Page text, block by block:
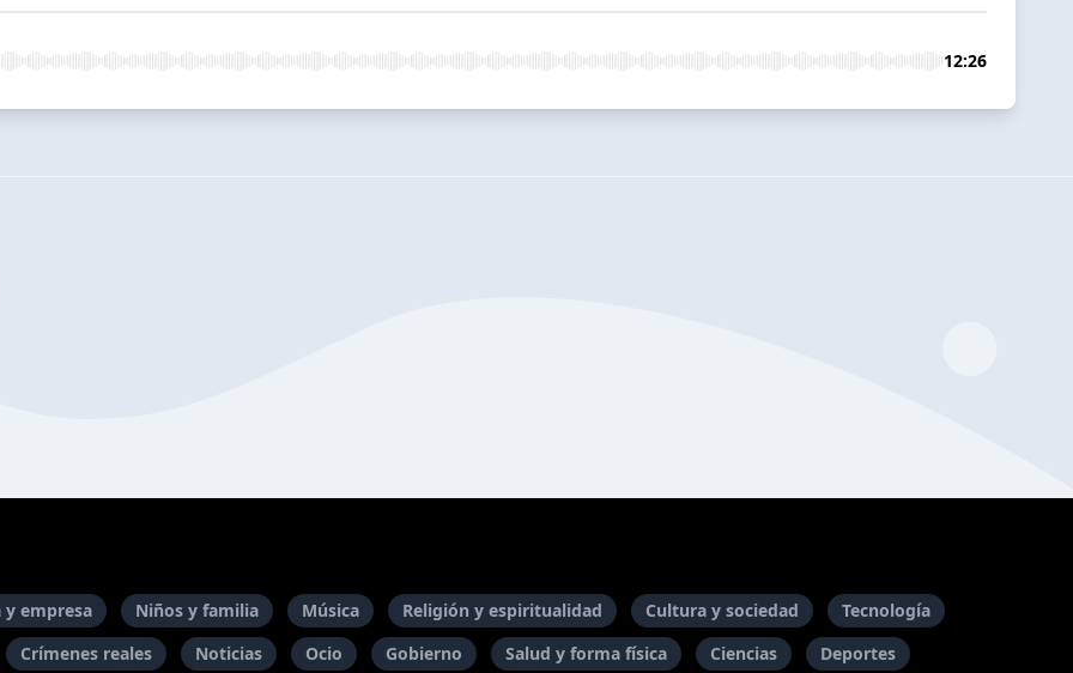
12:26
y empresa Niños y familia Música Religión y espiritualidad Cultura y sociedad
Tecnología
Crímenes reales Noticias Ocio Gobierno Salud y forma física Ciencias Deportes